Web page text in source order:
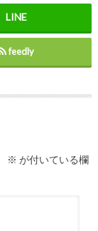
feedly
※ が付いている欄